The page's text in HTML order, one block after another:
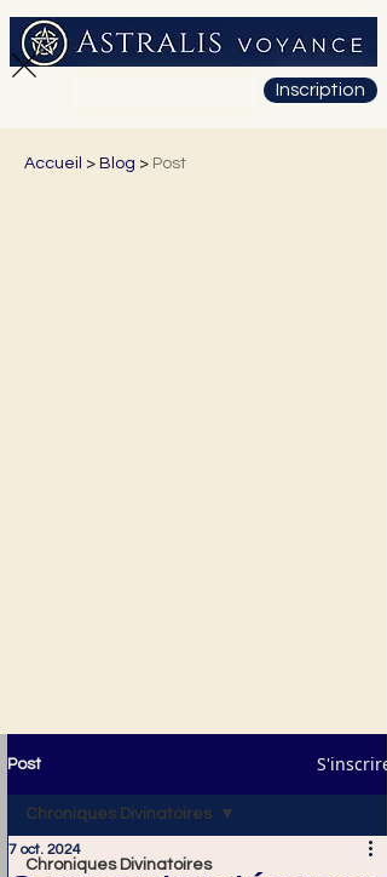
Inscription
Accueil > Blog > Post
Post S'inscrire
Chroniques Divinatoires
Chroniques Divinatoires
7 oct. 2024